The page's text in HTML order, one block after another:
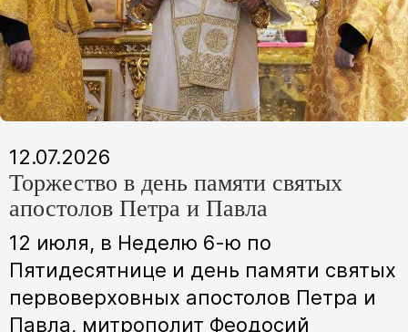
12.07.2026
Торжество в день памяти святых
апостолов Петра и Павла
12 июля, в Неделю 6-ю по
Пятидесятнице и день памяти святых
первоверховных апостолов Петра и
Павла, митрополит Феодосий